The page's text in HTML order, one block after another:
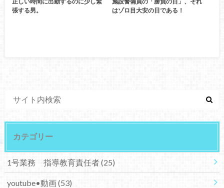
張する男。
はゾロ目大安の日である！
カテゴリー
1号業務 指導教育責任者(25)
youtube•動画(53)